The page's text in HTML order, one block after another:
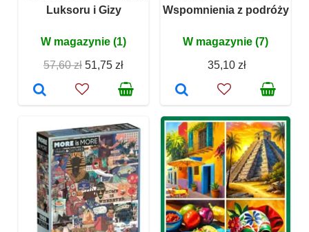
Luksoru i Gizy
W magazynie (1)
57,60 zł 51,75 zł
Wspomnienia z podróży
W magazynie (7)
35,10 zł